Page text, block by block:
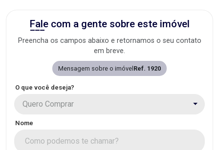
Fale com a gente sobre este imóvel
Preencha os campos abaixo e retornamos o seu contato
em breve.
Mensagem sobre o imóvel Ref. 1920
O que você deseja?
Quero Comprar
Nome